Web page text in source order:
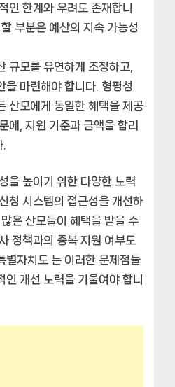
인 한계와 우려도 존재합니
부분은 예산의 지속 가능성
규모를 유연하게 조정하고,
을 마련해야 합니다. 형평성
산모에게 동일한 혜택을 제공
에, 지원 기준과 금액을 합리
을 높이기 위한 다양한 노력
청 시스템의 접근성을 개선하
은 산모들이 혜택을 받을 수
정책과의 중복 지원 여부도
별자치도 는 이러한 문제점들
인 개선 노력을 기울여야 합니